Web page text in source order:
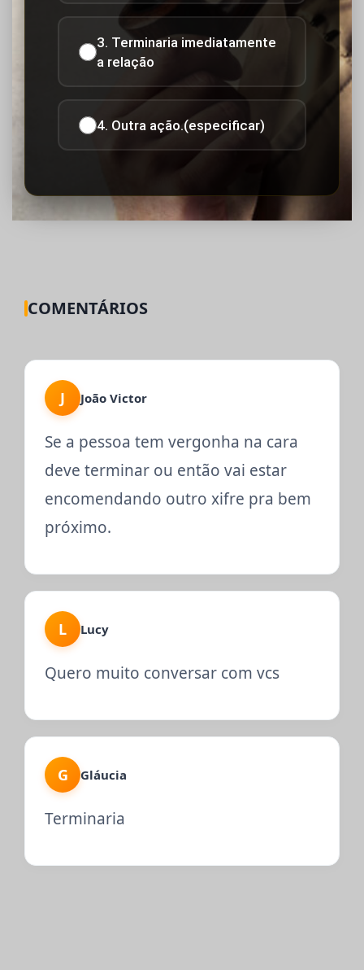
3. Terminaria imediatamente
a relação
4. Outra ação.(especificar)
COMENTÁRIOS
J João Victor
Se a pessoa tem vergonha na cara
deve terminar ou então vai estar
encomendando outro xifre pra bem
próximo.
L Lucy
Quero muito conversar com vcs
G Gláucia
Terminaria